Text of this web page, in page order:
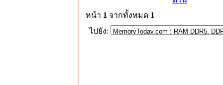
หน้า 1 จากทั้งหมด 1
ไปยัง: